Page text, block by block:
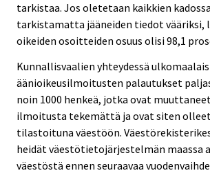
tarkistaa. Jos oletetaan kaikkien
tarkistamatta jääneiden tiedot vääriksi,
oikeiden osoitteiden osuus olisi 98,1
Kunnallisvaalien yhteydessä
äänioikeusilmoitusten palautukset
noin 1000 henkeä, jotka ovat
ilmoitusta tekemättä ja ovat siten
tilastoituna väestöön.
heidät väestötietojärjestelmän maassa
väestöstä ennen seuraavaa